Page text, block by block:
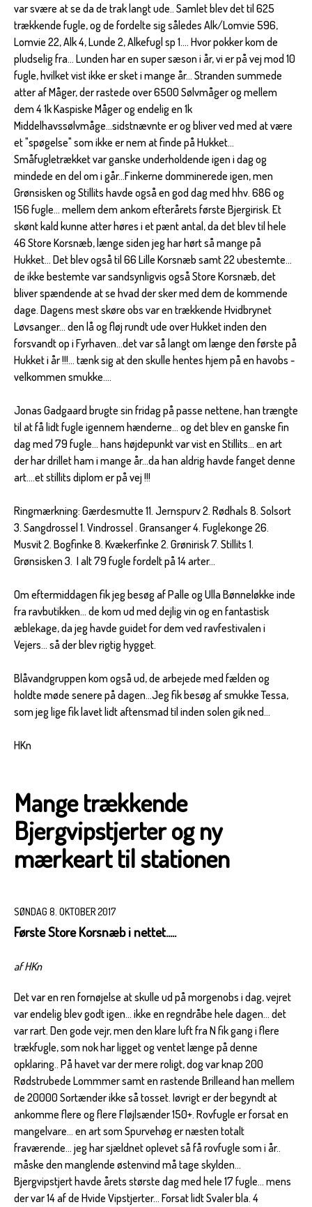
var svære at se da de trak langt ude.. Samlet blev det til 625
trækkende fugle, og de fordelte sig således Alk/Lomvie 596,
Lomvie 22, Alk 4, Lunde 2, Alkefugl sp 1.... Hvor pokker kom de
pludselig fra... Lunden har en super sæson i år, vi er på vej mod 10
fugle, hvilket vist ikke er sket i mange år... Stranden summede
atter af Måger, der rastede over 6500 Sølvmåger og mellem
dem 4 1k Kaspiske Måger og endelig en 1k
Middelhavssølvmåge...sidstnævnte er og bliver ved med at være
et "spøgelse" som ikke er nem at finde på Hukket...
Småfugletrækket var ganske underholdende igen i dag og
mindede en del om i går...Finkerne domminerede igen, men
Grønsisken og Stillits havde også en god dag med hhv. 686 og
156 fugle... mellem dem ankom efterårets første Bjergirisk. Et
skønt kald kunne atter høres i et pænt antal, da det blev til hele
46 Store Korsnæb, længe siden jeg har hørt så mange på
Hukket... Det blev også til 66 Lille Korsnæb samt 22 ubestemte...
de ikke bestemte var sandsynligvis også Store Korsnæb, det
bliver spændende at se hvad der sker med dem de kommende
dage. Dagens mest skøre obs var en trækkende Hvidbrynet
Løvsanger... den lå og fløj rundt ude over Hukket inden den
forsvandt op i Fyrhaven...det var så langt om længe den første på
Hukket i år !!!... tænk sig at den skulle hentes hjem på en havobs -
velkommen smukke....
Jonas Gadgaard brugte sin fridag på passe nettene, han trængte
til at få lidt fugle igennem hænderne... og det blev en ganske fin
dag med 79 fugle... hans højdepunkt var vist en Stillits... en art
der har drillet ham i mange år...da han aldrig havde fanget denne
art....et stillits diplom er på vej !!!
Ringmærkning: Gærdesmutte 11. Jernspurv 2. Rødhals 8. Solsort
3. Sangdrossel 1. Vindrossel . Gransanger 4. Fuglekonge 26.
Musvit 2. Bogfinke 8. Kvækerfinke 2. Grønirisk 7. Stillits 1.
Grønsisken 3. I alt 79 fugle fordelt på 14 arter...
Om eftermiddagen fik jeg besøg af Palle og Ulla Bønneløkke inde
fra ravbutikken... de kom ud med dejlig vin og en fantastisk
æblekage, da jeg havde guidet for dem ved ravfestivalen i
Vejers... så der blev rigtig hygget.
Blåvandgruppen kom også ud, de arbejede med fælden og
holdte møde senere på dagen...Jeg fik besøg af smukke Tessa,
som jeg lige fik lavet lidt aftensmad til inden solen gik ned...
HKn
Mange trækkende
Bjergvipstjerter og ny
mærkeart til stationen
SØNDAG 8. OKTOBER 2017
Første Store Korsnæb i nettet.....
af HKn
Det var en ren fornøjelse at skulle ud på morgenobs i dag, vejret
var endelig blev godt igen... ikke en regndråbe hele dagen... det
var rart. Den gode vejr, men den klare luft fra N fik gang i flere
trækfugle, som nok har ligget og ventet længe på denne
opklaring.. På havet var der mere roligt, dog var knap 200
Rødstrubede Lommmer samt en rastende Brilleand han mellem
de 20000 Sortænder ikke så tosset. Iøvrigt er der begyndt at
ankomme flere og flere Fløjlsænder 150+. Rovfugle er forsat en
mangelvare... en art som Spurvehøg er næsten totalt
fraværende... jeg har sjældnet oplevet så få rovfugle som i år..
måske den manglende østenvind må tage skylden...
Bjergvipstjert havde årets største dag med hele 17 fugle... mens
der var 14 af de Hvide Vipstjerter... Forsat lidt Svaler bla. 4